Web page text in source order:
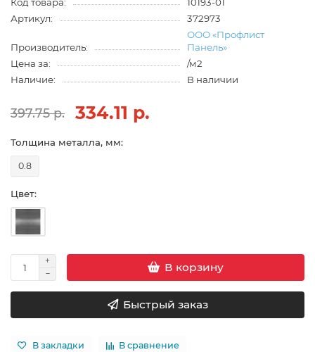
Код товара:
10193-01
Артикул:
372973
Производитель:
ООО «Профлист
Панель»
Цена за:
/м2
Наличие:
В наличии
397.75 р. 334.11 р.
Толщина металла, мм:
0.8
Цвет:
В корзину
Быстрый заказ
В закладки В сравнение